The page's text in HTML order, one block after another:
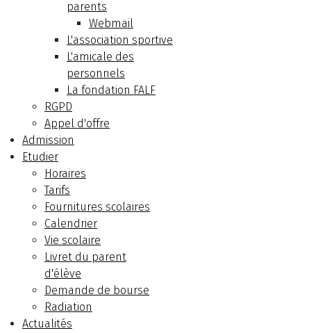
parents
Webmail
L'association sportive
L'amicale des
personnels
La fondation FALF
RGPD
Appel d'offre
Admission
Etudier
Horaires
Tarifs
Fournitures scolaires
Calendrier
Vie scolaire
Livret du parent
d'élève
Demande de bourse
Radiation
Actualités